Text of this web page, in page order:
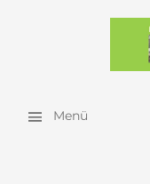
Menü